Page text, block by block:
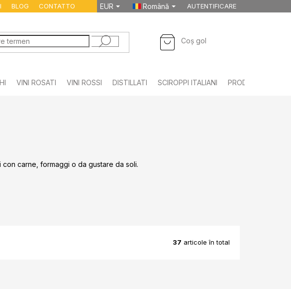
BLOG CONTATTO EUR Română AUTENTIFICARE
COŞ
Coş gol
VINI ROSATI VINI ROSSI DISTILLATI SCIROPPI ITALIANI PRODOTTI
carne, formaggi o da gustare da soli.
37 articole în total